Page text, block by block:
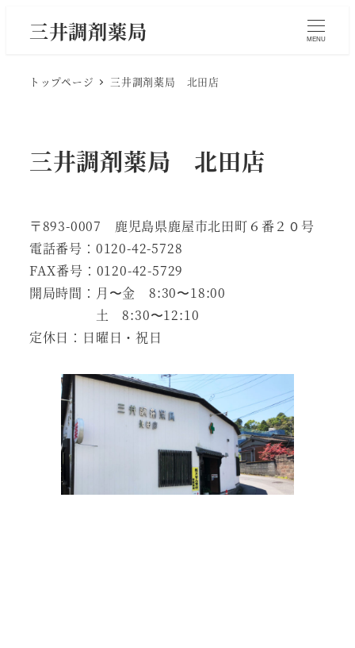
三井調剤薬局 MENU
トップページ 三井調剤薬局 北田店
三井調剤薬局 北田店
〒893-0007 鹿児島県鹿屋市北田町６番２０号
電話番号：0120-42-5728
FAX番号：0120-42-5729
開局時間：月〜金 8:30〜18:00
土 8:30〜12:10
定休日：日曜日・祝日